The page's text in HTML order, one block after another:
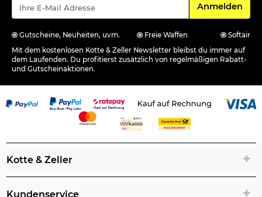
Für den
Anmelden
Gutscheine, Neuheiten, uvm. Freie Waffen
Softair
Mit dem kostenlosen Kotte & Zeller Newsletter bleibst du immer auf
dem Laufenden. Du profitierst zusätzlich von regelmäßigen Rabatt-
und Gutscheinaktionen.
Kotte & Zeller
Kundenservice